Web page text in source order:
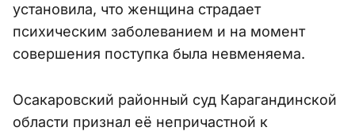
установила, что женщина страдает
психическим заболеванием и на момент
совершения поступка была невменяема.
Осакаровский районный суд Карагандинской
области признал её непричастной к